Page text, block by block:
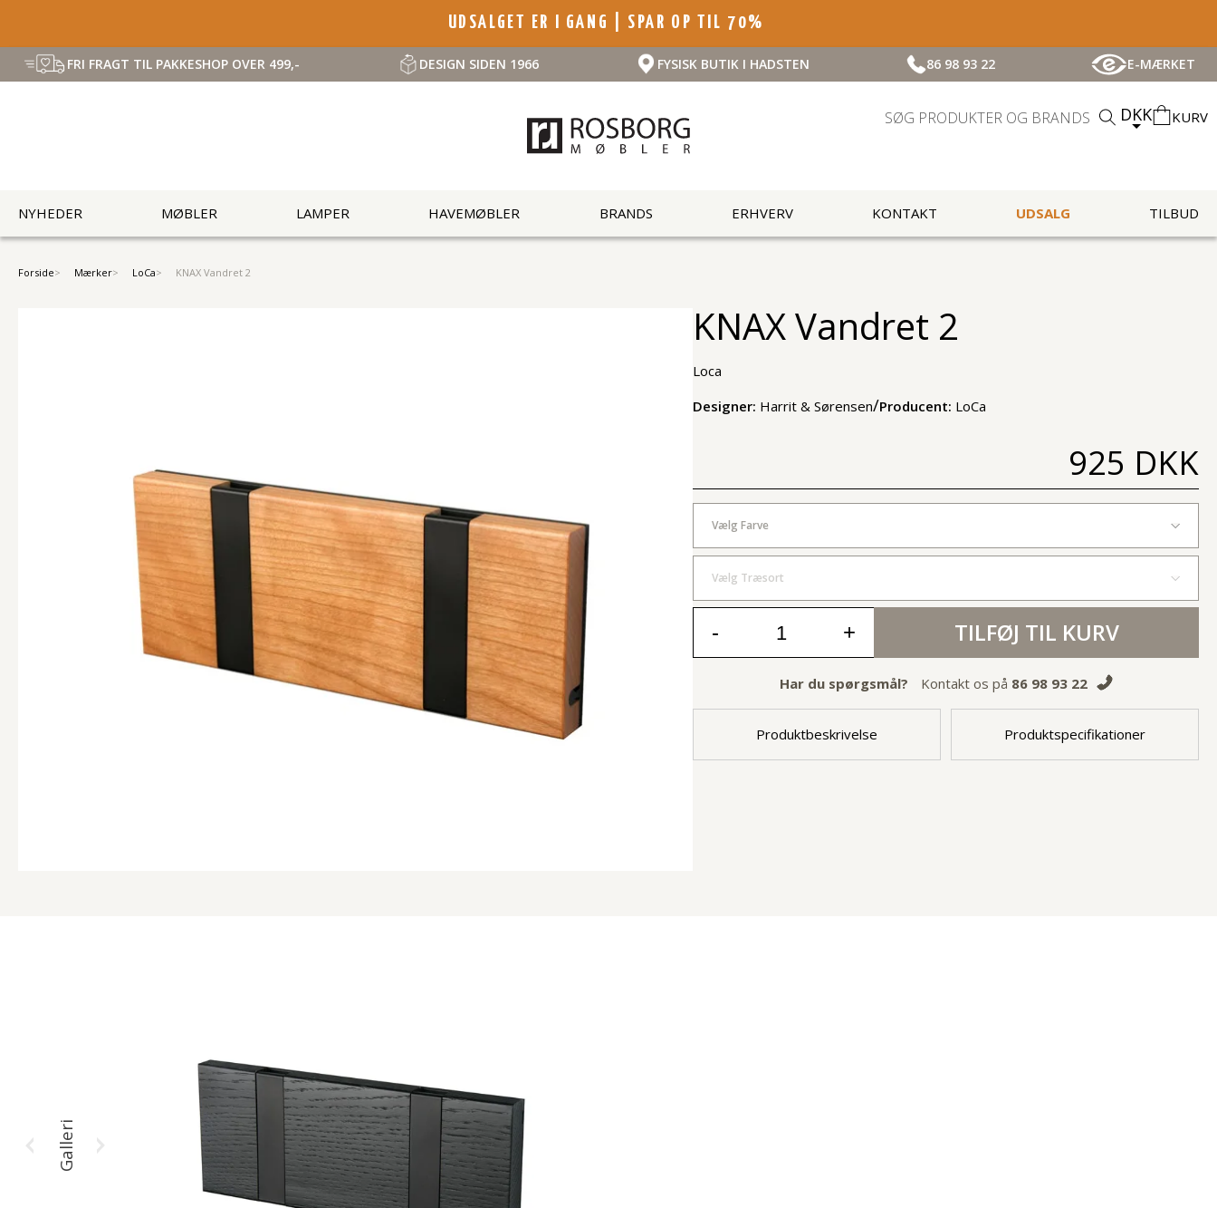
UDSALGET ER I GANG | SPAR OP TIL 70%
FRI FRAGT TIL PAKKESHOP OVER 499,- DESIGN SIDEN 1966 FYSISK BUTIK I HADSTEN 86 98 93 22 E-MÆRKET
DKK KURV
NYHEDER MØBLER LAMPER HAVEMØBLER BRANDS ERHVERV KONTAKT UDSALG TILBUD
Forside Mærker LoCa KNAX Vandret 2
KNAX Vandret 2
Loca
Designer: Harrit & Sørensen/Producent: LoCa
925 DKK
Vælg Farve
Vælg Træsort
- + TILFØJ TIL KURV
Har du spørgsmål? Kontakt os på 86 98 93 22
Produktbeskrivelse Produktspecifikationer
Galleri